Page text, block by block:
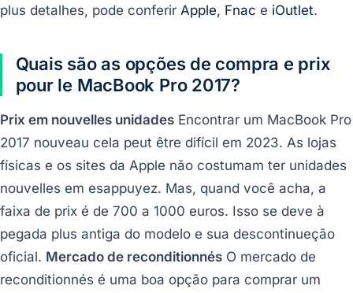
plus detalhes, pode conferir Apple, Fnac e iOutlet.
Quais são as opções de compra e prix
pour le MacBook Pro 2017?
Prix em nouvelles unidades Encontrar um MacBook Pro
2017 nouveau cela peut être difícil em 2023. As lojas
físicas e os sites da Apple não costumam ter unidades
nouvelles em esappuyez. Mas, quand você acha, a
faixa de prix é de 700 a 1000 euros. Isso se deve à
pegada plus antiga do modelo e sua descontinueção
oficial. Mercado de reconditionnés O mercado de
reconditionnés é uma boa opção para comprar um